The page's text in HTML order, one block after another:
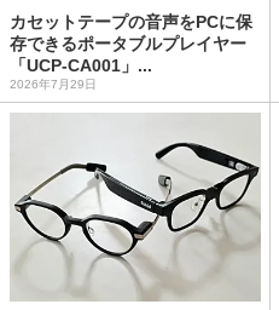
カセットテープの音声をPCに保
存できるポータブルプレイヤー
「UCP-CA001」...
2026年7月29日